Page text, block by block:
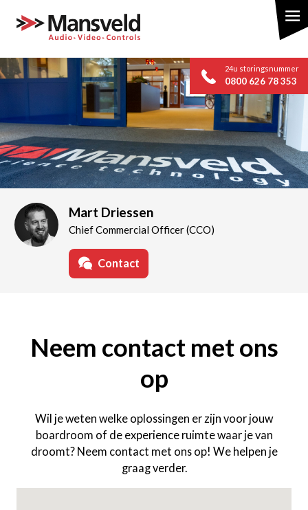
de
inhoud
24u storingsnummer
0800 626 78 353
Mart Driessen
Chief Commercial Officer (CCO)
Contact
Neem contact met ons
op
Wil je weten welke oplossingen er zijn voor jouw
boardroom of de experience ruimte waar je van
droomt? Neem contact met ons op! We helpen je
graag verder.